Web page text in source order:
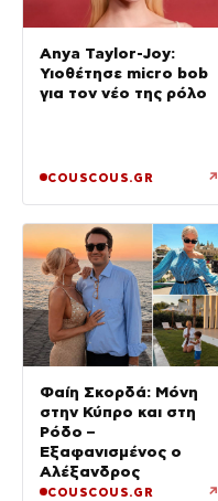
Anya Taylor-Joy:
Υιοθέτησε micro bob
για τον νέο της ρόλο
COUSCOUS.GR ↗
Φαίη Σκορδά: Μόνη
στην Κύπρο και στη
Ρόδο –
Εξαφανισμένος ο
Αλέξανδρος
COUSCOUS.GR ↗